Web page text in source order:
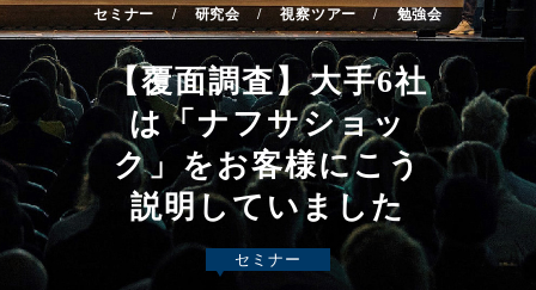
セミナー 研究会 視察ツアー 勉強会
【覆面調査】大手6社
は「ナフサショッ
ク」をお客様にこう
説明していました
セミナー